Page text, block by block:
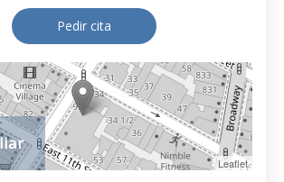
Pedir cita
Leaflet